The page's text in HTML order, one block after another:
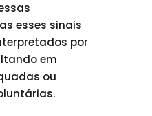
esses sinais
por
em
ou